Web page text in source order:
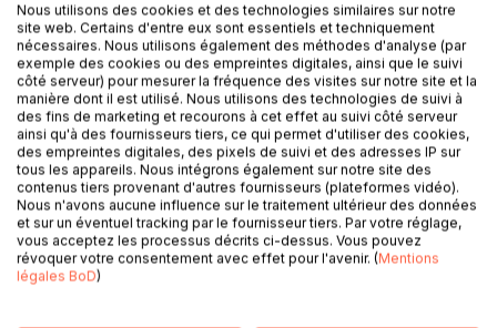
DESCRIPTION
Plus de deux cents photographies inédites saisies au cours
des dernières décennies. Une invitation au voyage dans
une île de la Méditerranée surgie dans l'Atlantique. Ce
nuage de terre est posé au ras des flots, dans une vaste
auréole de vasières et de bancs de sable escamotés par
Nous utilisons des cookies et des technologies similaires sur notre
site web. Certains d'entre eux sont essentiels et techniquement
nécessaires. Nous utilisons également des méthodes d'analyse (par
exemple des cookies ou des empreintes digitales, ainsi que le suivi
côté serveur) pour mesurer la fréquence des visites sur notre site et la
manière dont il est utilisé. Nous utilisons des technologies de suivi à
des fins de marketing et recourons à cet effet au suivi côté serveur
ainsi qu'à des fournisseurs tiers, ce qui permet d'utiliser des cookies,
des empreintes digitales, des pixels de suivi et des adresses IP sur
tous les appareils. Nous intégrons également sur notre site des
contenus tiers provenant d'autres fournisseurs (plateformes vidéo).
Nous n'avons aucune influence sur le traitement ultérieur des données
et sur un éventuel tracking par le fournisseur tiers. Par votre réglage,
vous acceptez les processus décrits ci-dessus. Vous pouvez
révoquer votre consentement avec effet pour l'avenir. (Mentions
légales BoD)